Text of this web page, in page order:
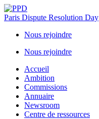
Paris Dispute Resolution Day
Nous rejoindre
Nous rejoindre
Accueil
Ambition
Commissions
Annuaire
Newsroom
Centre de ressources